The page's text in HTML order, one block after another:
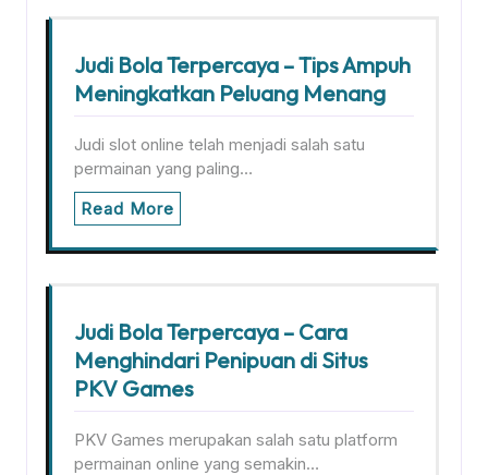
Judi Bola Terpercaya – Tips Ampuh
Meningkatkan Peluang Menang
Judi slot online telah menjadi salah satu
permainan yang paling…
Read More
Judi Bola Terpercaya – Cara
Menghindari Penipuan di Situs
PKV Games
PKV Games merupakan salah satu platform
permainan online yang semakin…